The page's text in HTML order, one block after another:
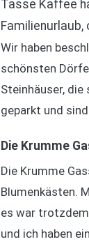
Tasse Kaffee
Familienurlaub,
Wir haben
schönsten
Steinhäuser, die
geparkt und
Die Krumme
Die Krumme
Blumenkästen.
es war trotzdem
und ich haben